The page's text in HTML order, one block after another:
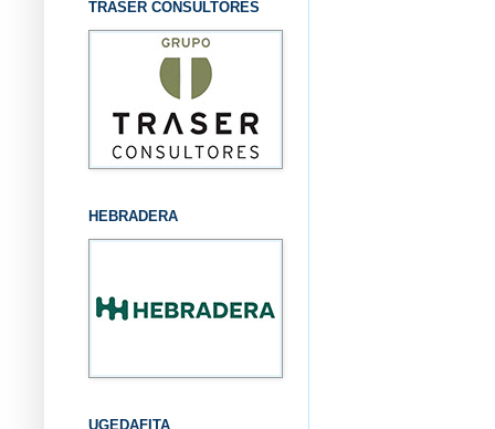
TRASER CONSULTORES
HEBRADERA
UGEDAFITA